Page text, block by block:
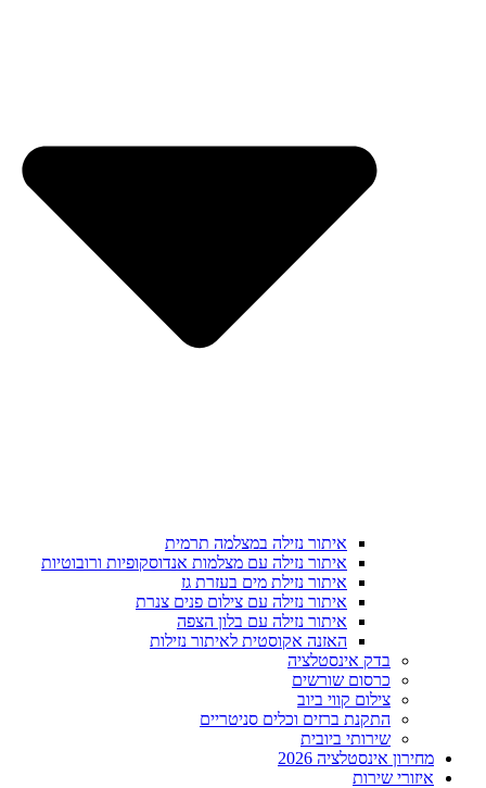
איתור נזילה במצלמה תרמית
איתור נזילה עם מצלמות אנדוסקופיות ורובוטיות
איתור נזילת מים בעזרת גז
איתור נזילה עם צילום פנים צנרת
איתור נזילה עם בלון הצפה
האזנה אקוסטית לאיתור נזילות
בדק אינסטלציה
כרסום שורשים
צילום קווי ביוב
התקנת ברזים וכלים סניטריים
שירותי ביובית
מחירון אינסטלציה 2026
איזורי שירות